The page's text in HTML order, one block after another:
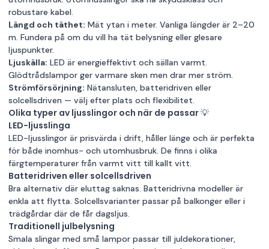
robustare kabel.
Längd och täthet: Mät ytan i meter. Vanliga längder är 2–20
m. Fundera på om du vill ha tät belysning eller glesare
ljuspunkter.
Ljuskälla: LED är energieffektivt och sällan varmt.
Glödtrådslampor ger varmare sken men drar mer ström.
Strömförsörjning: Nätansluten, batteridriven eller
solcellsdriven — välj efter plats och flexibilitet.
Olika typer av ljusslingor och när de passar 💡
LED-ljusslinga
LED-ljusslingor är prisvärda i drift, håller länge och är perfekta
för både inomhus- och utomhusbruk. De finns i olika
färgtemperaturer från varmt vitt till kallt vitt.
Batteridriven eller solcellsdriven
Bra alternativ där eluttag saknas. Batteridrivna modeller är
enkla att flytta. Solcellsvarianter passar på balkonger eller i
trädgårdar där de får dagsljus.
Traditionell julbelysning
Smala slingar med små lampor passar till juldekorationer,